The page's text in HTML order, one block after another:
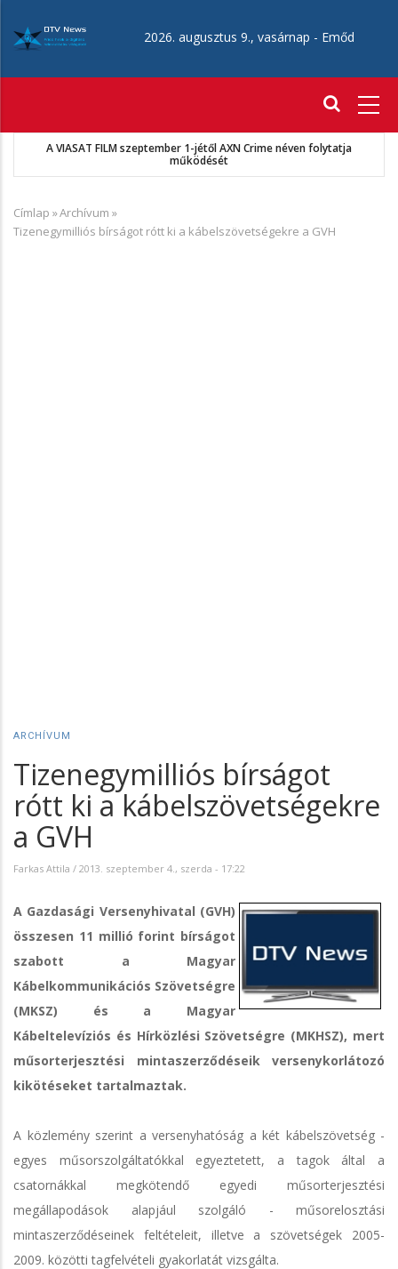
tartalomra
2026. augusztus 9., vasárnap - Emőd
A VIASAT FILM szeptember 1-jétől AXN Crime néven folytatja
működését
Morzsa
Címlap »Archívum »
Tizenegymilliós bírságot rótt ki a kábelszövetségekre a GVH
ARCHÍVUM
Tizenegymilliós bírságot
rótt ki a kábelszövetségekre
a GVH
Farkas Attila / 2013. szeptember 4., szerda - 17:22
A Gazdasági Versenyhivatal (GVH)
összesen 11 millió forint bírságot
szabott a Magyar
Kábelkommunikációs Szövetségre
(MKSZ) és a Magyar
Kábeltelevíziós és Hírközlési Szövetségre (MKHSZ), mert
műsorterjesztési mintaszerződéseik versenykorlátozó
kikötéseket tartalmaztak.
A közlemény szerint a versenyhatóság a két kábelszövetség -
egyes műsorszolgáltatókkal egyeztetett, a tagok által a
csatornákkal megkötendő egyedi műsorterjesztési
megállapodások alapjául szolgáló - műsorelosztási
mintaszerződéseinek feltételeit, illetve a szövetségek 2005-
2009. közötti tagfelvételi gyakorlatát vizsgálta.